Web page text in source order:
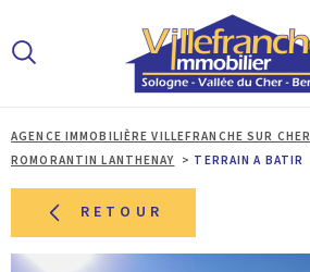
menu
contenu
AGENCE IMMOBILIÈRE VILLEFRANCHE SUR CHER
ROMORANTIN LANTHENAY
TERRAIN A BATIR
RETOUR